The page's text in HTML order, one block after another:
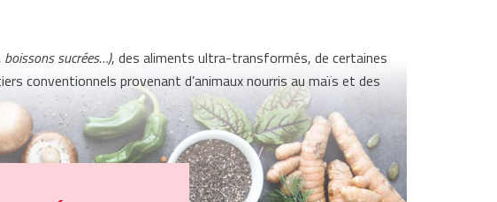
boissonssucrées…), des aliments ultra-transformés, de certaines
conventionnels provenant d’animaux nourris au maïs et des